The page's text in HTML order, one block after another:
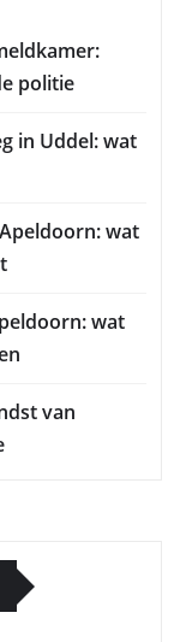
politie
in Uddel: wat
wat
wat
van